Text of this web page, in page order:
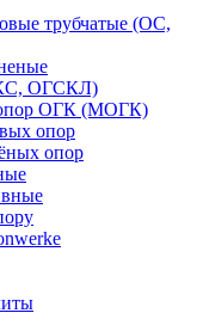
трубчатые (ОС,
ОГСКЛ)
опор ОГК (МОГК)
опор
опор